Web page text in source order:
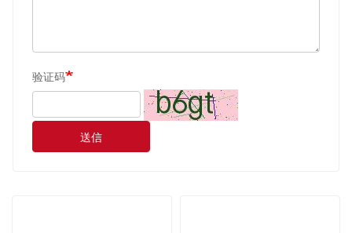
验证码
送信